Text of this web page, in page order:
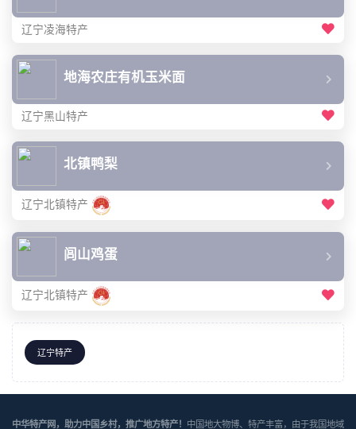
辽宁凌海特产
地海农庄有机玉米面
辽宁黑山特产
北镇鸭梨
辽宁北镇特产
闾山鸡蛋
辽宁北镇特产
辽宁特产
中华特产网，助力中国乡村，推广地方特产！ 中国地大物博、特产丰富，由于我国地域